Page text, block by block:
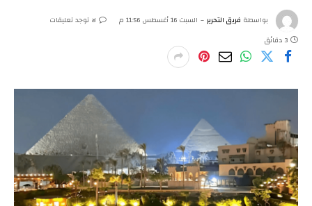
بواسطة فريق التحرير السبت 16 أغسطس 11:56 م
لا توجد تعليقات
3 دقائق